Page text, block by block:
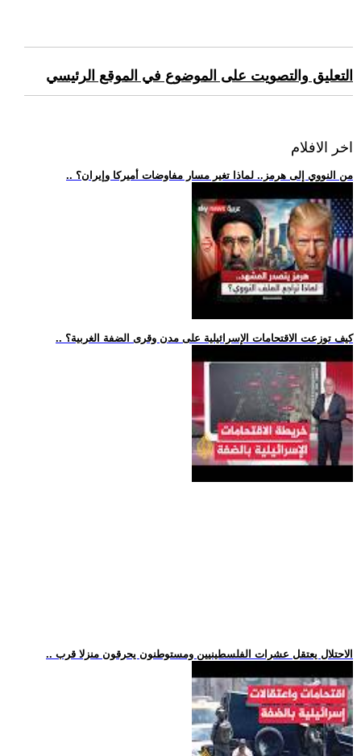
التعليق والتصويت على الموضوع في الموقع الرئيسي
اخر الافلام
.. من النووي إلى هرمز.. لماذا تغير مسار مفاوضات أميركا وإيران؟
.. كيف توزعت الاقتحامات الإسرائيلية على مدن وقرى الضفة الغربية؟
.. الاحتلال يعتقل عشرات الفلسطينيين ومستوطنون يحرقون منزلا قرب